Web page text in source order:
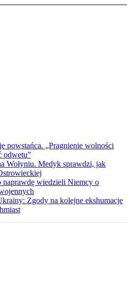
powstańca. „Pragnienie wolności
odwetu”
Wołyniu. Medyk sprawdzi, jak
naprawdę wiedzieli Niemcy o
Zgody na kolejne ekshumacje